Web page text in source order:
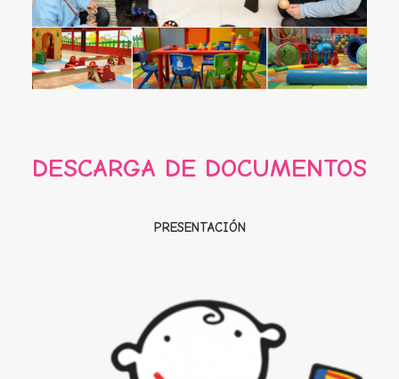
DESCARGA DE DOCUMENTOS
PRESENTACIÓN